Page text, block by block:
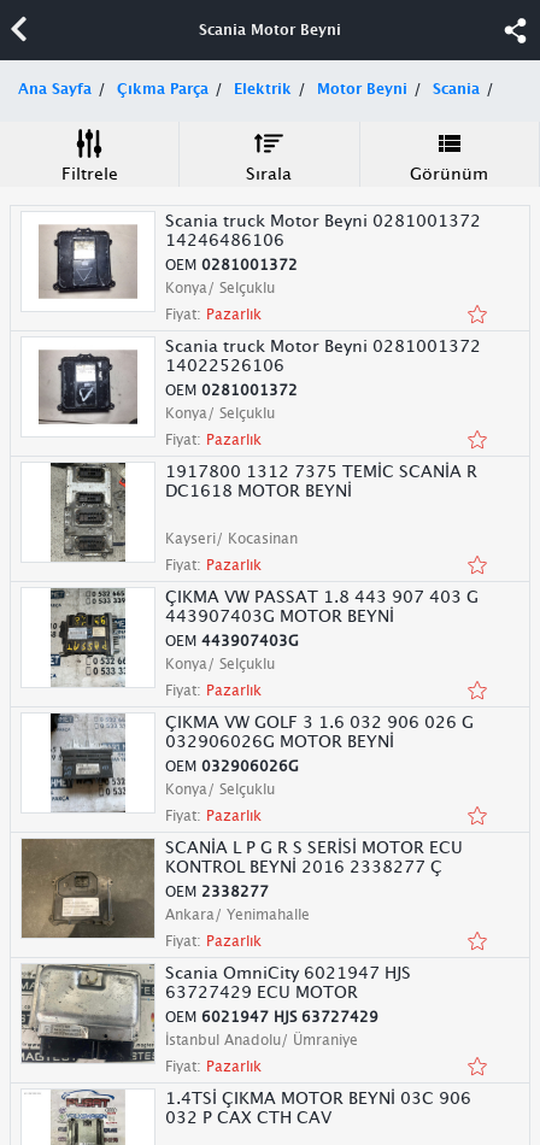
Scania Motor Beyni
Ana Sayfa Çıkma Parça Elektrik Motor Beyni Scania
Filtrele Sırala Görünüm
Scania truck Motor Beyni 0281001372
14246486106
OEM 0281001372
Konya/ Selçuklu
Fiyat: Pazarlık
Scania truck Motor Beyni 0281001372
14022526106
OEM 0281001372
Konya/ Selçuklu
Fiyat: Pazarlık
1917800 1312 7375 TEMİC SCANİA R
DC1618 MOTOR BEYNİ
Kayseri/ Kocasinan
Fiyat: Pazarlık
ÇIKMA VW PASSAT 1.8 443 907 403 G
443907403G MOTOR BEYNİ
OEM 443907403G
Konya/ Selçuklu
Fiyat: Pazarlık
ÇIKMA VW GOLF 3 1.6 032 906 026 G
032906026G MOTOR BEYNİ
OEM 032906026G
Konya/ Selçuklu
Fiyat: Pazarlık
SCANİA L P G R S SERİSİ MOTOR ECU
KONTROL BEYNİ 2016 2338277 Ç
OEM 2338277
Ankara/ Yenimahalle
Fiyat: Pazarlık
Scania OmniCity 6021947 HJS
63727429 ECU MOTOR
OEM 6021947 HJS 63727429
İstanbul Anadolu/ Ümraniye
Fiyat: Pazarlık
1.4TSİ ÇIKMA MOTOR BEYNİ 03C 906
032 P CAX CTH CAV